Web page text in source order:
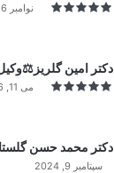
نوامبر 26, 2025
دکتر امین
می 11, 2026
دکتر محمد حسن
سپتامبر 9, 2024